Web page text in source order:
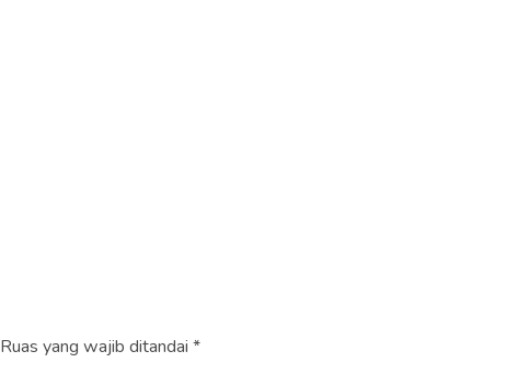
Ruas yang wajib ditandai *